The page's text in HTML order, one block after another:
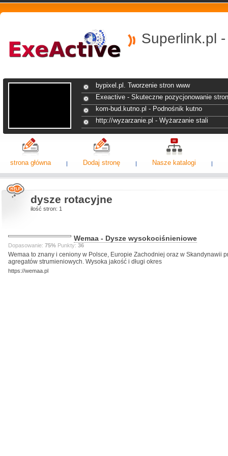
Superlink.pl
bypixel.pl. Tworzenie stron www
Exeactive - Skuteczne pozycjonowanie stron
kom-bud.kutno.pl - Podnośnik kutno
http://wyzarzanie.pl - Wyżarzanie stali
strona główna Dodaj stronę Nasze katalogi
dysze rotacyjne
ilość stron: 1
Wemaa - Dysze wysokociśnieniowe
Dopasowanie: 75% Punkty: 36
Wemaa to znany i ceniony w Polsce, Europie Zachodniej oraz w Skandynawii
agregatów strumieniowych. Wysoka jakość i długi okres
https://wemaa.pl